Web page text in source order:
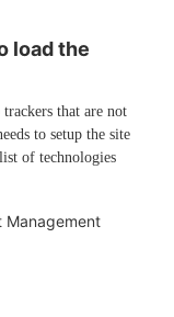
load the
that are not
to setup the site
of technologies
Management